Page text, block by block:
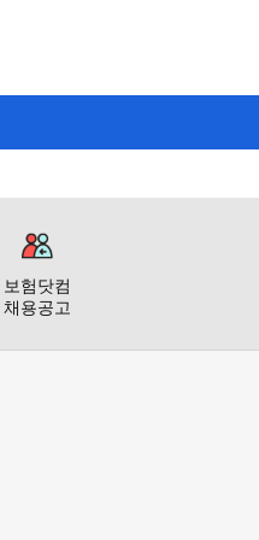
보험닷컴
채용공고